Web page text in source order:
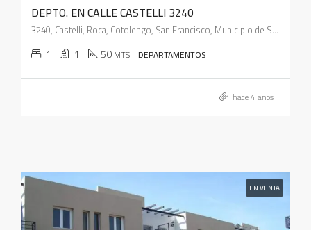
DEPTO. EN CALLE CASTELLI 3240
3240, Castelli, Roca, Cotolengo, San Francisco, Municipio de San Francisco, Pedanía Juárez Celman, Departamento San Justo, Córdoba, X2400, Argentina
1 1 50MTS DEPARTAMENTOS
hace 4 años
EN VENTA